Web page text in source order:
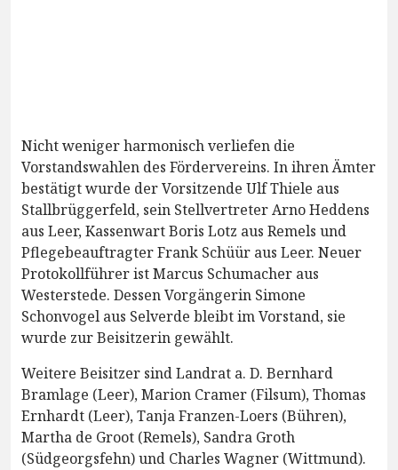
Nicht weniger harmonisch verliefen die
Vorstandswahlen des Fördervereins. In ihren Ämter
bestätigt wurde der Vorsitzende Ulf Thiele aus
Stallbrüggerfeld, sein Stellvertreter Arno Heddens
aus Leer, Kassenwart Boris Lotz aus Remels und
Pflegebeauftragter Frank Schüür aus Leer. Neuer
Protokollführer ist Marcus Schumacher aus
Westerstede. Dessen Vorgängerin Simone
Schonvogel aus Selverde bleibt im Vorstand, sie
wurde zur Beisitzerin gewählt.
Weitere Beisitzer sind Landrat a. D. Bernhard
Bramlage (Leer), Marion Cramer (Filsum), Thomas
Ernhardt (Leer), Tanja Franzen-Loers (Bühren),
Martha de Groot (Remels), Sandra Groth
(Südgeorgsfehn) und Charles Wagner (Wittmund).